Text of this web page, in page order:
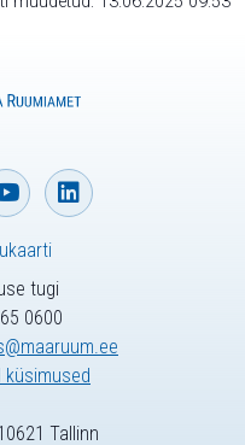
tugi
0600
küsimused
Tallinn